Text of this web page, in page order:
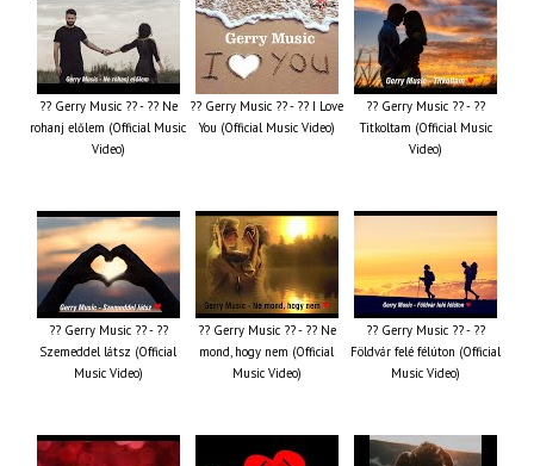
?? Gerry Music ?? - ?? Ne
rohanj előlem (Official Music
Video)
?? Gerry Music ?? - ?? I Love
You (Official Music Video)
?? Gerry Music ?? - ??
Titkoltam (Official Music
Video)
?? Gerry Music ?? - ??
Szemeddel látsz (Official
Music Video)
?? Gerry Music ?? - ?? Ne
mond, hogy nem (Official
Music Video)
?? Gerry Music ?? - ??
Földvár felé félúton (Official
Music Video)